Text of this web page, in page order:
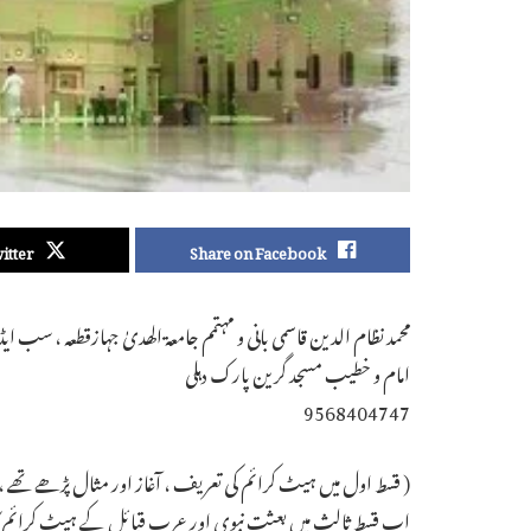
Share on Facebook
محمد نظام الدین قاسمی بانی و مہتمم جامعة الھدیٰ جہازقطعہ ، سب
امام و خطیب مسجد گرین پارک دہلی
9568404747
( قسط اول میں ہیٹ کرائم کی تعریف ، آغاز اور مثال پڑھے
اب قسط ثالث میں بعثت نبوی اور عرب قبائل کے ہیٹ کرائم